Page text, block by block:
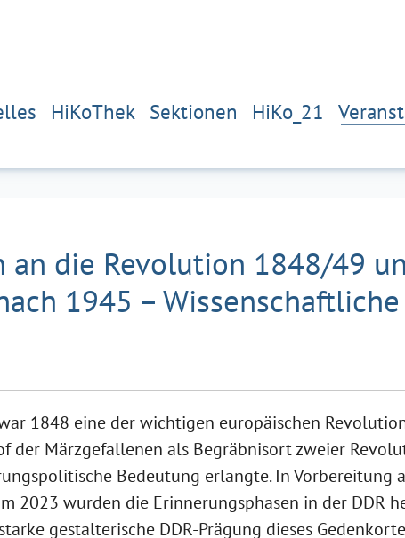
HiKoThek Sektionen HiKo_21
an die Revolution 1848/49
1945 – Wissenschaftliche
1848 eine der wichtigen europäischen
der Märzgefallenen als Begräbnisort zweier
Bedeutung erlangte. In Vorbereitung
2023 wurden die Erinnerungsphasen in der DDR
gestalterische DDR-Prägung dieses